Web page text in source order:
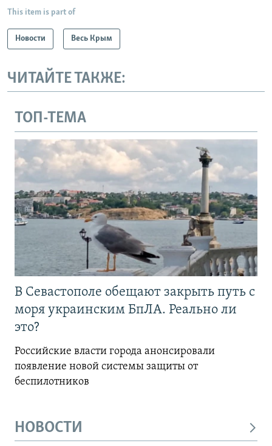
This item is part of
Новости Весь Крым
ЧИТАЙТЕ ТАКЖЕ:
ТОП-ТЕМА
В Севастополе обещают закрыть путь с
моря украинским БпЛА. Реально ли
это?
Российские власти города анонсировали
появление новой системы защиты от
беспилотников
НОВОСТИ